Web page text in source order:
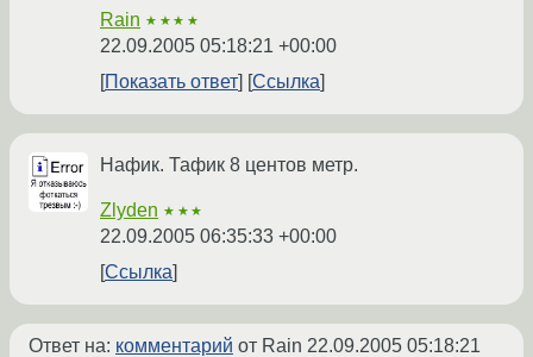
Rain ★★★★
22.09.2005 05:18:21 +00:00
Показать ответ
Ссылка
Нафик. Тафик 8 центов метр.
Zlyden ★★★
22.09.2005 06:35:33 +00:00
Ссылка
Ответ на: комментарий от Rain 22.09.2005 05:18:21